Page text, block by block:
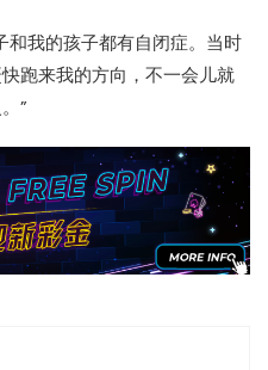
和我的孩子都有自闭症。当时
跑来我的方向，不一会儿就
”